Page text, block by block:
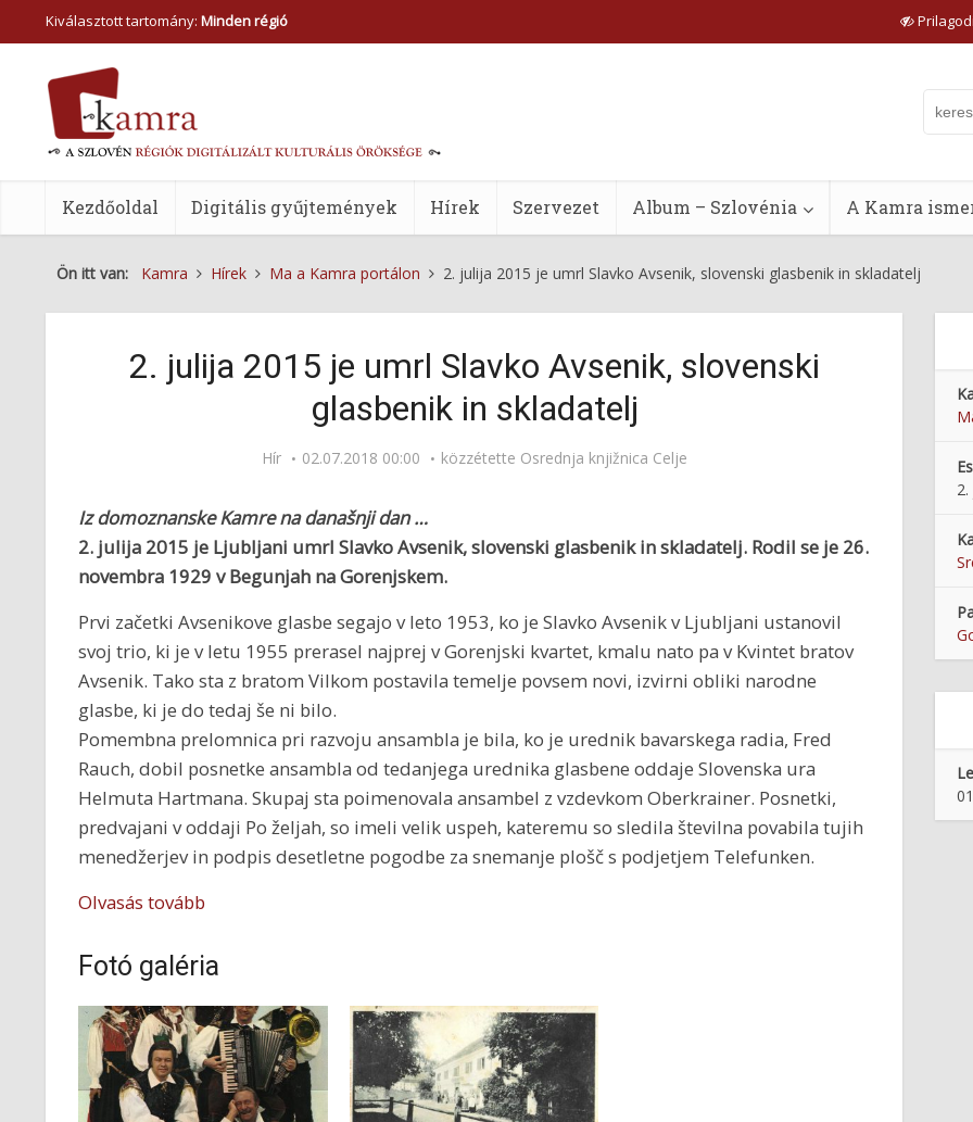
Kiválasztott tartomány: Minden régió
Kezdőoldal Digitális gyűjtemények Hírek Szervezet Album – Szlovénia A Kamra
Ön itt van: Kamra Hírek Ma a Kamra portálon 2. julija 2015 je umrl Slavko Avsenik, slovenski glasbenik in skladatelj
2. julija 2015 je umrl Slavko Avsenik, slovenski
glasbenik in skladatelj
Hír 02.07.2018 00:00 közzétette Osrednja knjižnica Celje
Iz domoznanske Kamre na današnji dan …
2. julija 2015 je Ljubljani umrl Slavko Avsenik, slovenski glasbenik in skladatelj. Rodil se je 26.
novembra 1929 v Begunjah na Gorenjskem.
Prvi začetki Avsenikove glasbe segajo v leto 1953, ko je Slavko Avsenik v Ljubljani ustanovil
svoj trio, ki je v letu 1955 prerasel najprej v Gorenjski kvartet, kmalu nato pa v Kvintet bratov
Avsenik. Tako sta z bratom Vilkom postavila temelje povsem novi, izvirni obliki narodne
glasbe, ki je do tedaj še ni bilo.
Pomembna prelomnica pri razvoju ansambla je bila, ko je urednik bavarskega radia, Fred
Rauch, dobil posnetke ansambla od tedanjega urednika glasbene oddaje Slovenska ura
Helmuta Hartmana. Skupaj sta poimenovala ansambel z vzdevkom Oberkrainer. Posnetki,
predvajani v oddaji Po željah, so imeli velik uspeh, kateremu so sledila številna povabila tujih
menedžerjev in podpis desetletne pogodbe za snemanje plošč s podjetjem Telefunken.
Olvasás tovább
Fotó galéria